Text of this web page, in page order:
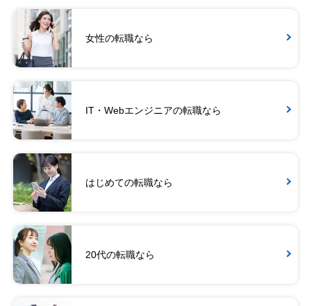
女性の転職なら
IT・Webエンジニアの転職なら
はじめての転職なら
20代の転職なら